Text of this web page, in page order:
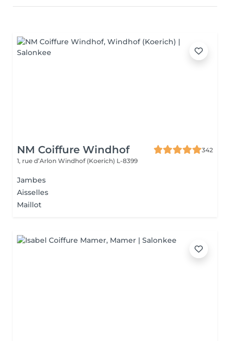
NM Coiffure Windhof
342
1, rue d’Arlon Windhof (Koerich) L-8399
Jambes
Aisselles
Maillot